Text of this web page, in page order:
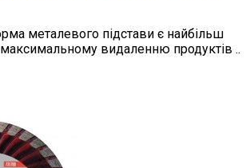
металевого підстави є найбільш
видаленню продуктів ..